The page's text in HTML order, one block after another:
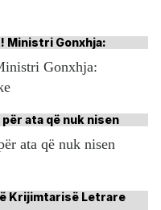
Gonxhja:
ata që nuk nisen